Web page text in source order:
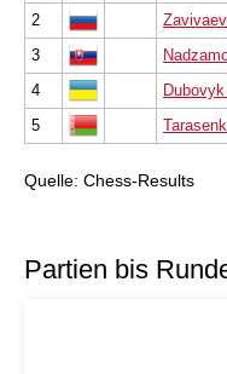
2
3
4
5
Quelle: Chess-Results
Partien bis